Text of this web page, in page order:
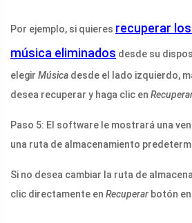
Por ejemplo, si quieres recuperar
música eliminados desde su
elegir Música desde el lado izquierdo,
desea recuperar y haga clic en
Paso 5: El software le mostrará una
una ruta de almacenamiento
Si no desea cambiar la ruta de
clic directamente en Recuperar botón